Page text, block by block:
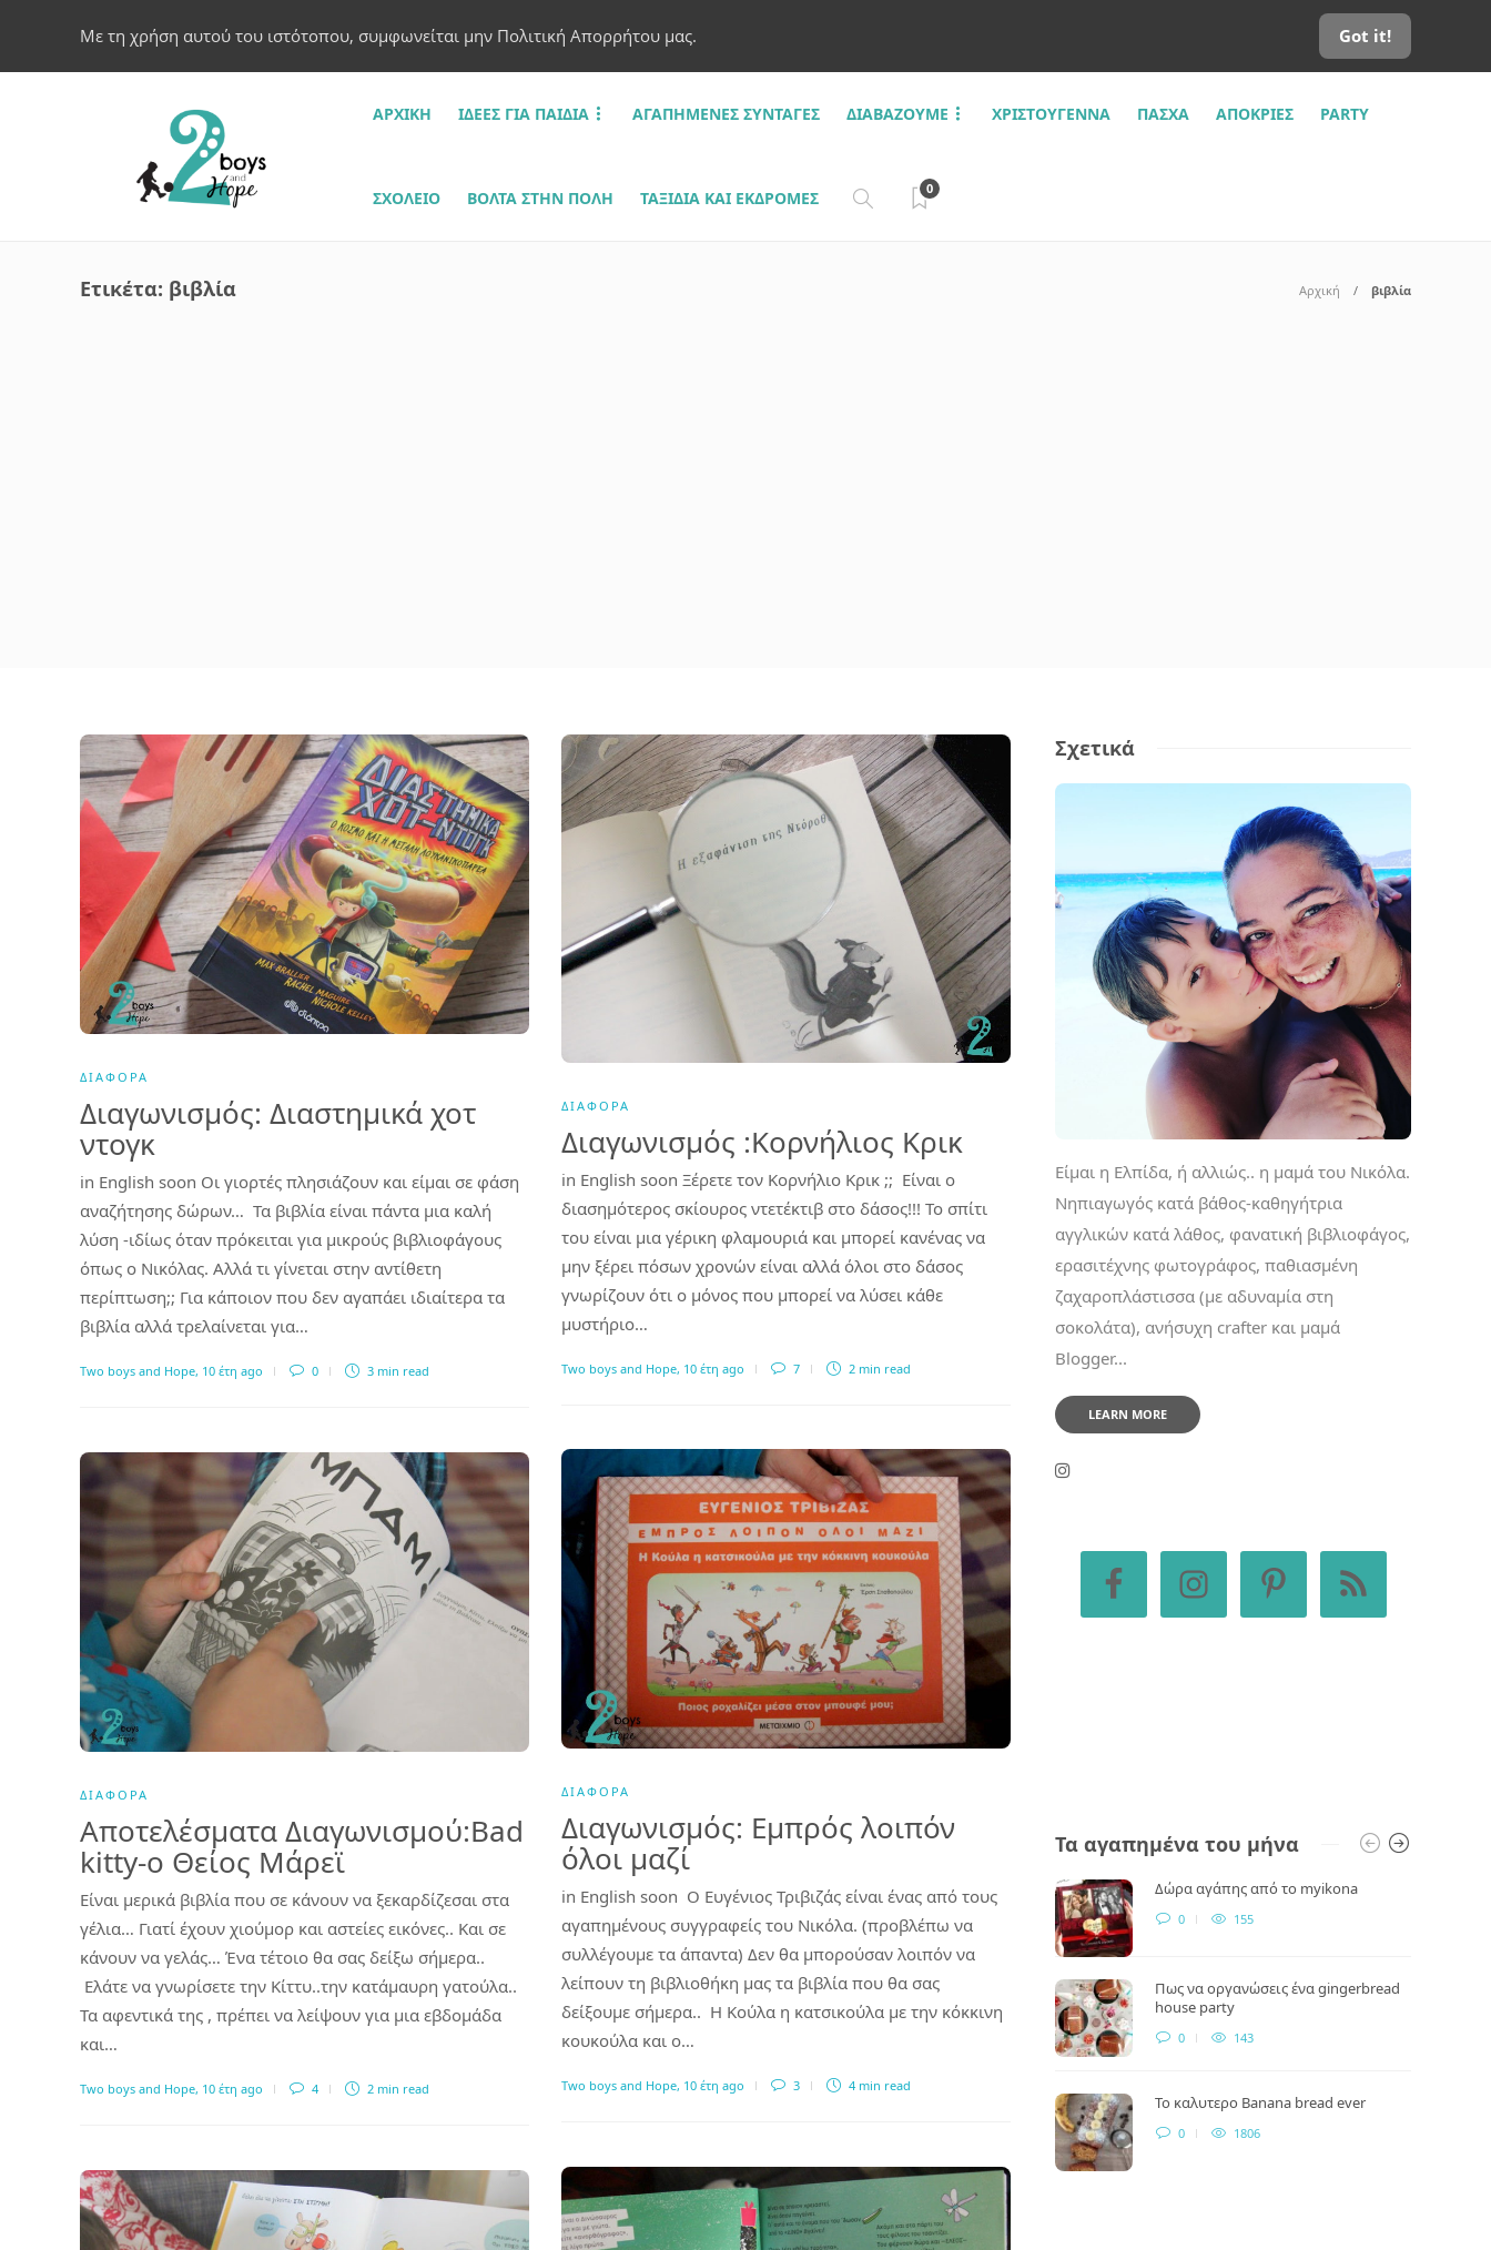
Με τη χρήση αυτού του ιστότοπου, συμφωνείται μην Πολιτική Απορρήτου μας. Got it!
ΑΡΧΙΚΗ ΙΔΈΕΣ ΓΙΑ ΠΑΙΔΙΆ ΑΓΑΠΗΜΈΝΕΣ ΣΥΝΤΑΓΈΣ ΔΙΑΒΆΖΟΥΜΕ ΧΡΙΣΤΟΎΓΕΝΝΑ ΠΆΣΧΑ ΑΠΌΚΡΙΕΣ PARTY
ΣΧΟΛΕΊΟ ΒΌΛΤΑ ΣΤΗΝ ΠΌΛΗ ΤΑΞΊΔΙΑ ΚΑΙ ΕΚΔΡΟΜΈΣ 0
Ετικέτα: βιβλία Αρχική βιβλία
ΔΙΆΦΟΡΑ
Διαγωνισμός: Διαστημικά χοτ
ντογκ
in English soon Οι γιορτές πλησιάζουν και είμαι σε φάση
αναζήτησης δώρων… Τα βιβλία είναι πάντα μια καλή
λύση -ιδίως όταν πρόκειται για μικρούς βιβλιοφάγους
όπως ο Νικόλας. Αλλά τι γίνεται στην αντίθετη
περίπτωση;; Για κάποιον που δεν αγαπάει ιδιαίτερα τα
βιβλία αλλά τρελαίνεται για…
Two boys and Hope, 10 έτη ago 0 3 min read
ΔΙΆΦΟΡΑ
Διαγωνισμός :Κορνήλιος Κρικ
in English soon Ξέρετε τον Κορνήλιο Κρικ ;; Είναι ο
διασημότερος σκίουρος ντετέκτιβ στο δάσος!!! Το σπίτι
του είναι μια γέρικη φλαμουριά και μπορεί κανένας να
μην ξέρει πόσων χρονών είναι αλλά όλοι στο δάσος
γνωρίζουν ότι ο μόνος που μπορεί να λύσει κάθε
μυστήριο…
Two boys and Hope, 10 έτη ago 7 2 min read
ΔΙΆΦΟΡΑ
Διαγωνισμός: Εμπρός λοιπόν
όλοι μαζί
in English soon Ο Ευγένιος Τριβιζάς είναι ένας από τους
αγαπημένους συγγραφείς του Νικόλα. (προβλέπω να
συλλέγουμε τα άπαντα) Δεν θα μπορούσαν λοιπόν να
λείπουν τη βιβλιοθήκη μας τα βιβλία που θα σας
δείξουμε σήμερα.. Η Κούλα η κατσικούλα με την κόκκινη
κουκούλα και ο…
Two boys and Hope, 10 έτη ago 3 4 min read
ΔΙΆΦΟΡΑ
Αποτελέσματα Διαγωνισμού:Bad
kitty-ο Θείος Μάρεϊ
Είναι μερικά βιβλία που σε κάνουν να ξεκαρδίζεσαι στα
γέλια… Γιατί έχουν χιούμορ και αστείες εικόνες.. Και σε
κάνουν να γελάς… Ένα τέτοιο θα σας δείξω σήμερα..
Ελάτε να γνωρίσετε την Κίττυ..την κατάμαυρη γατούλα..
Τα αφεντικά της , πρέπει να λείψουν για μια εβδομάδα
και…
Two boys and Hope, 10 έτη ago 4 2 min read
Σχετικά
Είμαι η Ελπίδα, ή αλλιώς.. η μαμά του Νικόλα.
Νηπιαγωγός κατά βάθος-καθηγήτρια
αγγλικών κατά λάθος, φανατική βιβλιοφάγος,
ερασιτέχνης φωτογράφος, παθιασμένη
ζαχαροπλάστισσα (με αδυναμία στη
σοκολάτα), ανήσυχη crafter και μαμά
Blogger...
LEARN MORE
Τα αγαπημένα του μήνα
Δώρα αγάπης από το myikona
0 155
Πως να οργανώσεις ένα gingerbread
house party
0 143
Το καλυτερο Banana bread ever
0 1806